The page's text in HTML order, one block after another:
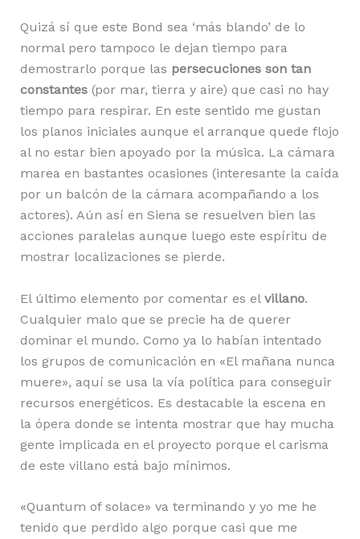
Quizá sí que este Bond sea ‘más blando’ de lo
normal pero tampoco le dejan tiempo para
demostrarlo porque las persecuciones son tan
constantes(por mar, tierra y aire) que casi no hay
tiempo para respirar. En este sentido me gustan
los planos iniciales aunque el arranque quede flojo
al no estar bien apoyado por la música. La cámara
marea en bastantes ocasiones (interesante la caída
por un balcón de la cámara acompañando a los
actores). Aún así en Siena se resuelven bien las
acciones paralelas aunque luego este espíritu de
mostrar localizaciones se pierde.
El último elemento por comentar es el villano.
Cualquier malo que se precie ha de querer
dominar el mundo. Como ya lo habían intentado
los grupos de comunicación en «El mañana nunca
muere», aquí se usa la vía política para conseguir
recursos energéticos. Es destacable la escena en
la ópera donde se intenta mostrar que hay mucha
gente implicada en el proyecto porque el carisma
de este villano está bajo mínimos.
«Quantum of solace» va terminando y yo me he
tenido que perdido algo porque casi que me